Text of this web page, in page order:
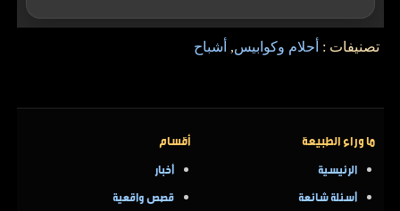
تصنيفات : أحلام وكوابيس, أشباح
ما وراء الطبيعة
الرئيسية
أسئلة شائعة
أقسام
أخبار
قصص واقعية